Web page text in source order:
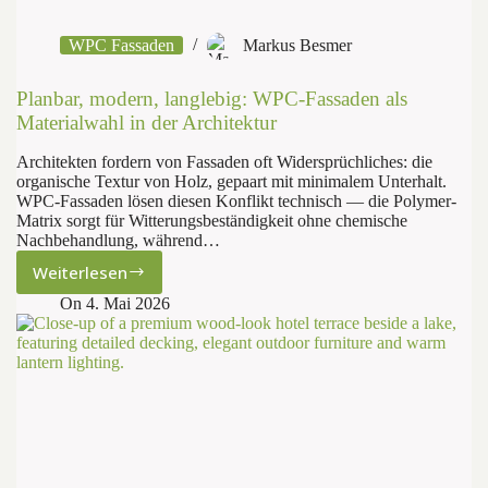
WPC Fassaden Markus Besmer
Planbar, modern, langlebig: WPC-Fassaden als
Materialwahl in der Architektur
Architekten fordern von Fassaden oft Widersprüchliches: die
organische Textur von Holz, gepaart mit minimalem Unterhalt.
WPC-Fassaden lösen diesen Konflikt technisch — die Polymer-
Matrix sorgt für Witterungsbeständigkeit ohne chemische
Nachbehandlung, während…
Weiterlesen
Planbar,
modern,
langlebig:
WPC-
Fassaden
On 4. Mai 2026